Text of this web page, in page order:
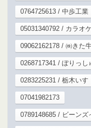
0764725613 / 中歩工業
05031340792 / カラオ
09062162178 / ㈱きた
0268717341 / ぽりっし
0283225231 / 栃木い
07041982173
0789148685 / ビーン